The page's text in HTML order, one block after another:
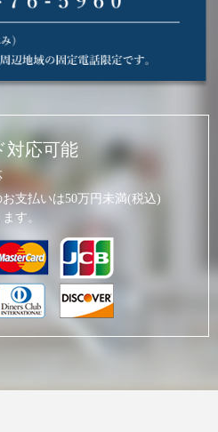
対応可能
支払いは50万円未満(税込)
す。